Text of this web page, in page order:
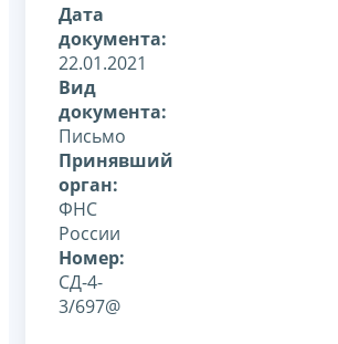
Дата
документа:
22.01.2021
Вид
документа:
Письмо
Принявший
орган:
ФНС
России
Номер:
СД-4-
3/697@